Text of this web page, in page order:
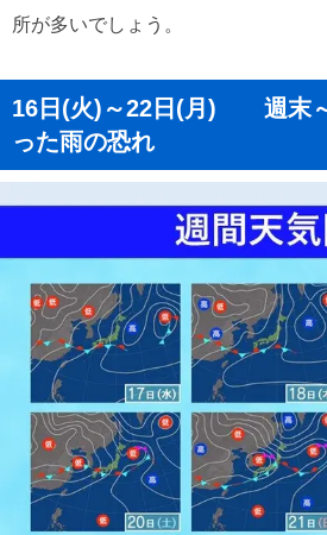
所が多いでしょう。
16日(火)～22日(月) 週末～
った雨の恐れ